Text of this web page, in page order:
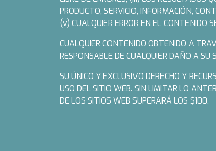
PRODUCTO, SERVICIO, INFORMACIÓN,
(v) CUALQUIER ERROR EN EL CONTENIDO
CUALQUIER CONTENIDO OBTENIDO A
RESPONSABLE DE CUALQUIER DAÑO A
SU ÚNICO Y EXCLUSIVO DERECHO Y
USO DEL SITIO WEB. SIN LIMITAR LO
DE LOS SITIOS WEB SUPERARÁ LOS $100.